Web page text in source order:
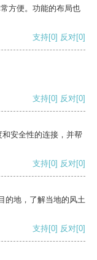
方便。功能的布局也
支持[0] 反对[0]
支持[0] 反对[0]
安全性的连接，并帮
支持[0] 反对[0]
的地，了解当地的风土
支持[0] 反对[0]